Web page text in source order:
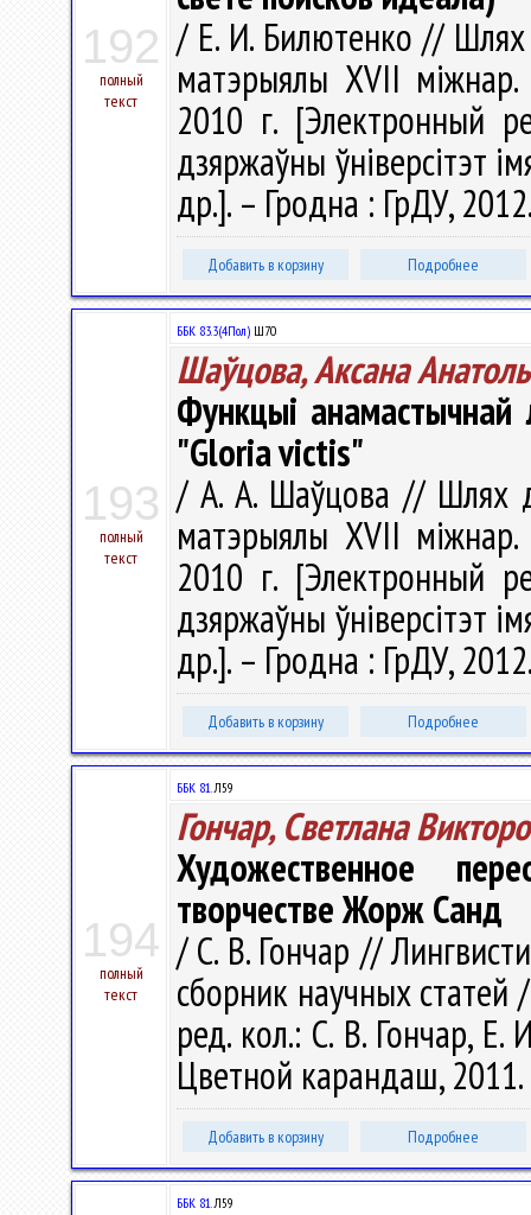
192
полный
текст
/ Е. И. Билютенко // Шлях
матэрыялы XVII
2010 г. [Электронный
дзяржаўны ўніверсітэт
др.]. – Гродна : ГрДУ,
Добавить в корзину Подробнее
193
полный
текст
ББК 83.3(4Пол) Ш70
Шаўцова, Аксана
Функцыі анамастычнай
"Gloria victis"
/ А. А. Шаўцова // Шлях
матэрыялы XVII
2010 г. [Электронный
дзяржаўны ўніверсітэт
др.]. – Гродна : ГрДУ,
Добавить в корзину Подробнее
194
полный
текст
ББК 81.Л59
Гончар, Светлана
Художественное
творчестве Жорж Санд
/ С. В. Гончар //
сборник научных статей
ред. кол.: С. В. Гончар,
Цветной карандаш,
Добавить в корзину Подробнее
ББК 81.Л59